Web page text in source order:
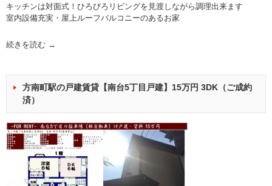
キッチンは対面式！ひろびろリビングを見渡しながら調理出来ます
室内設備充実・屋上ルーフバルコニーのあるお家
続きを読む →
方南町駅の戸建賃貸【南台5丁目戸建】15万円 3DK（ご成約
済）